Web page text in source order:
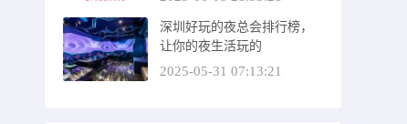
深圳好玩的夜总会排行榜，
让你的夜生活玩的
2025-05-31 07:13:21